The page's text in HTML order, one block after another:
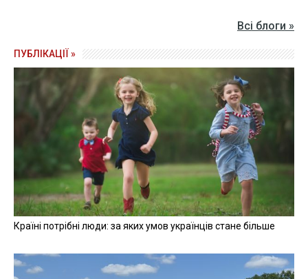
Всі блоги »
ПУБЛІКАЦІЇ »
Країні потрібні люди: за яких умов українців стане більше